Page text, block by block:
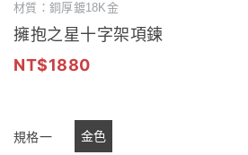
材質：銅厚鍍18K金
擁抱之星十字架項鍊
1880
規格一 金色